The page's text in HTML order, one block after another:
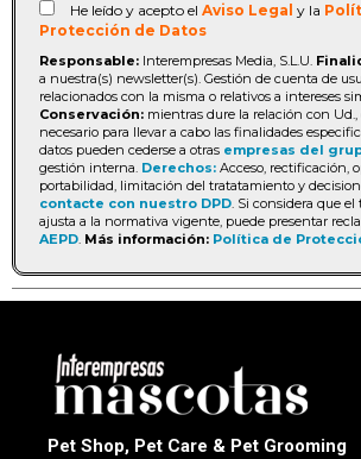
He leído y acepto el Aviso Legal y la
Protección de Datos
Responsable: Interempresas Media, S.L.U.
a nuestra(s) newsletter(s). Gestión de cuenta de
relacionados con la misma o relativos a intereses
Conservación: mientras dure la relación con Ud.,
necesario para llevar a cabo las finalidades
datos pueden cederse a otras empresas del
gestión interna. Derechos: Acceso, rectificación,
portabilidad, limitación del tratatamiento y
contacte con nuestro DPD. Si considera que
ajusta a la normativa vigente, puede presentar
AEPD. Más información: Política de
Pet Shop, Pet Care & Pet Grooming